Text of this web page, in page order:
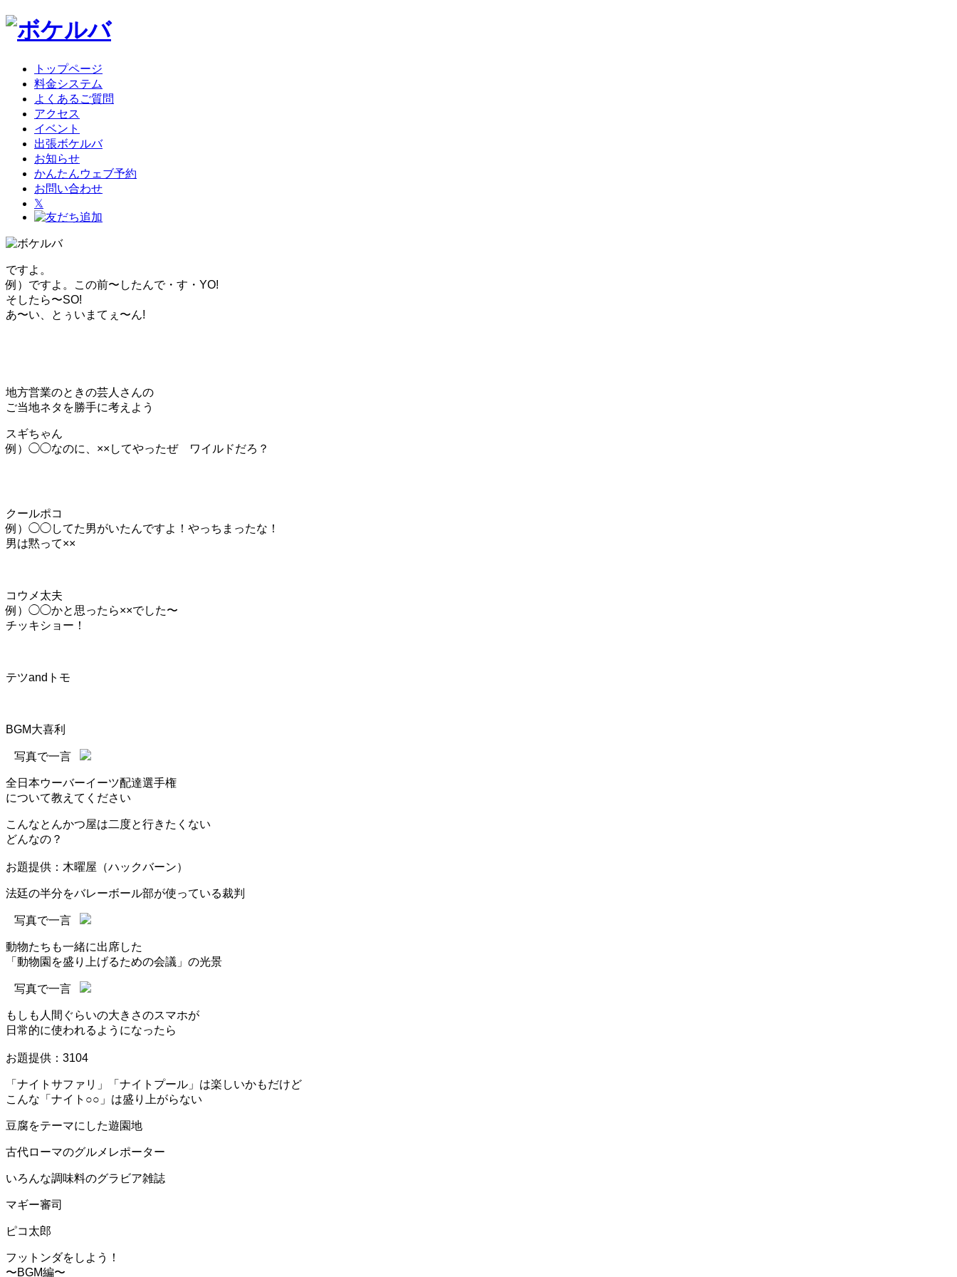
トップページ
料金システム
よくあるご質問
アクセス
イベント
出張ボケルバ
お知らせ
かんたんウェブ予約
お問い合わせ
𝕏
ですよ。
例）ですよ。この前〜したんで・す・YO!
そしたら〜SO!
あ〜い、とぅいまてぇ〜ん!
地方営業のときの芸人さんの
ご当地ネタを勝手に考えよう
スギちゃん
例）◯◯なのに、××してやったぜ ワイルドだろ？
クールポコ
例）◯◯してた男がいたんですよ！やっちまったな！
男は黙って××
コウメ太夫
例）◯◯かと思ったら××でした〜
チッキショー！
テツandトモ
BGM大喜利
写真で一言
全日本ウーバーイーツ配達選手権
について教えてください
こんなとんかつ屋は二度と行きたくない
どんなの？
お題提供：木曜屋（ハックバーン）
法廷の半分をバレーボール部が使っている裁判
写真で一言
動物たちも一緒に出席した
「動物園を盛り上げるための会議」の光景
写真で一言
もしも人間ぐらいの大きさのスマホが
日常的に使われるようになったら
お題提供：3104
「ナイトサファリ」「ナイトプール」は楽しいかもだけど
こんな「ナイト○○」は盛り上がらない
豆腐をテーマにした遊園地
古代ローマのグルメレポーター
いろんな調味料のグラビア雑誌
マギー審司
ピコ太郎
フットンダをしよう！
〜BGM編〜